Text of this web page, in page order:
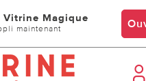
Vitrine Magique
maintenant